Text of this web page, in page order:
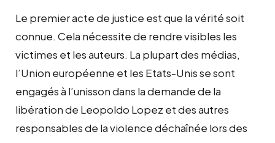
Le premier acte de justice est que la vérité soit
connue. Cela nécessite de rendre visibles les
victimes et les auteurs. La plupart des médias,
l’Union européenne et les Etats-Unis se sont
engagés à l’unisson dans la demande de la
libération de Leopoldo Lopez et des autres
responsables de la violence déchaînée lors des